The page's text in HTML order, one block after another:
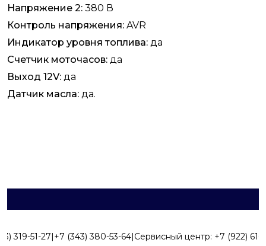
Напряжение 2: 380 В
Контроль напряжения: AVR
Индикатор уровня топлива: да
Счетчик моточасов: да
Выход 12V: да
Датчик масла: да.
319-51-27|+7 (343) 380-53-64|Сервисный центр: +7 (922)